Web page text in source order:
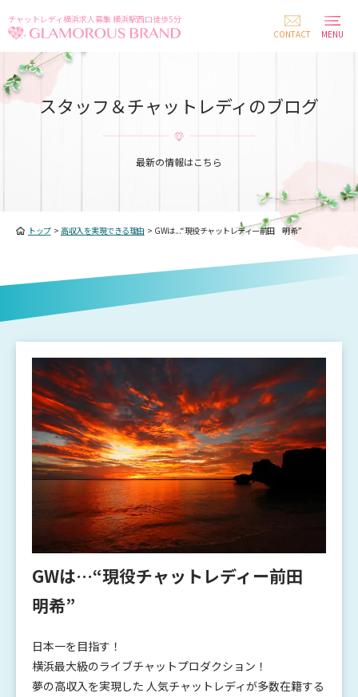
チャットレディ横浜求人募集 横浜駅西口徒歩5分
CONTACT
MENU
スタッフ＆チャットレディのブログ
最新の情報はこちら
トップ> 高収入を実現できる理由 > GWは...“現役チャットレディー前田 明希”
GWは…“現役チャットレディー前田
明希”
日本一を目指す！
横浜最大級のライブチャットプロダクション！
夢の高収入を実現した 人気チャットレディが多数在籍する